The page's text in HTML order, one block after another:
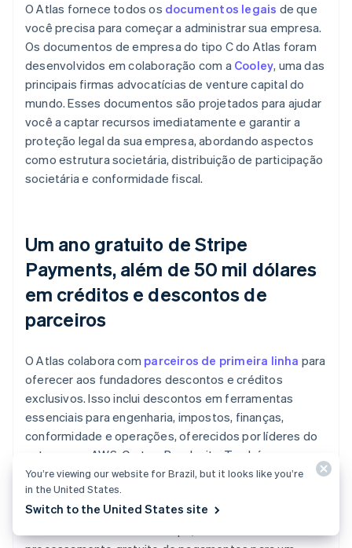
O Atlas fornece todos os documentos legais de que
você precisa para começar a administrar sua empresa.
Os documentos de empresa do tipo C do Atlas foram
desenvolvidos em colaboração com a Cooley, uma das
principais firmas advocatícias de venture capital do
mundo. Esses documentos são projetados para ajudar
você a captar recursos imediatamente e garantir a
proteção legal da sua empresa, abordando aspectos
como estrutura societária, distribuição de participação
societária e conformidade fiscal.
Um ano gratuito de Stripe
Payments, além de 50 mil dólares
em créditos e descontos de
parceiros
O Atlas colabora com parceiros de primeira linha para
oferecer aos fundadores descontos e créditos
exclusivos. Isso inclui descontos em ferramentas
essenciais para engenharia, impostos, finanças,
conformidade e operações, oferecidos por líderes do
setor como AWS, Carta e Perplexity. Também
fornecemos gratuitamente o agente registrado
necessário em Delaware durante o primeiro ano. Além
disso, como usuário do Atlas, você terá acesso a
You’re viewing our website for Brazil, but it looks like you’re
in the United States.
Switch to the United States site